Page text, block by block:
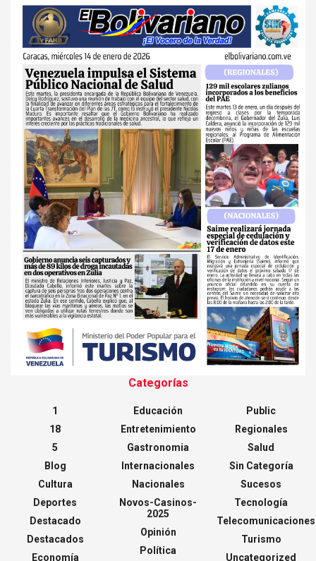
Categorías
1
18
5
Blog
Cultura
Deportes
Destacado
Destacados
Economía
Educación
Entretenimiento
Gastronomia
Internacionales
Nacionales
Novos-Casinos-
2025
Opinión
Política
Public
Regionales
Salud
Sin Categoría
Sucesos
Tecnología
Telecomunicaciones
Turismo
Uncategorized